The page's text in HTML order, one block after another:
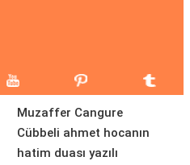
Muzaffer Cangure
Cübbeli ahmet hocanın
hatim duası yazılı